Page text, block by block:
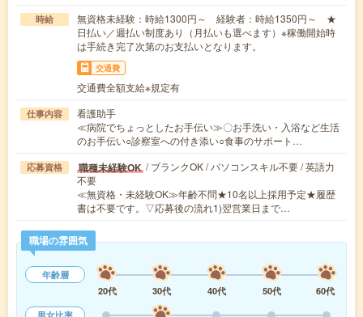
時給
無資格未経験：時給1300円～ 経験者：時給1350円～ ★
日払い／週払い制度あり（月払いも選べます）※稼働開始時
は手続き完了次第のお支払いとなります。
交通費
交通費全額支給※規定有
仕事内容
看護助手
≪病院でちょっとしたお手伝い≫〇お手洗い・入浴など生活
のお手伝い○診察室への付き添い○食事のサポート…
応募資格 職種未経験OK / ブランクOK / パソコンスキル不要 / 英語力
不要
≪無資格・未経験OK≫年齢不問★10名以上採用予定★履歴
書は不要です。▽応募後の流れ1)翌営業日まで…
職場の雰囲気
年齢層
20代
30代 40代 50代
60代